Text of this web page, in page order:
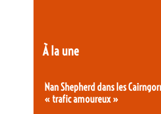
À la une
Nan Shepherd dans les
« trafic amoureux »